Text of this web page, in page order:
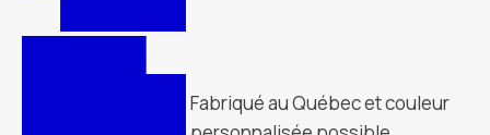
Fabriqué au Québec et couleur